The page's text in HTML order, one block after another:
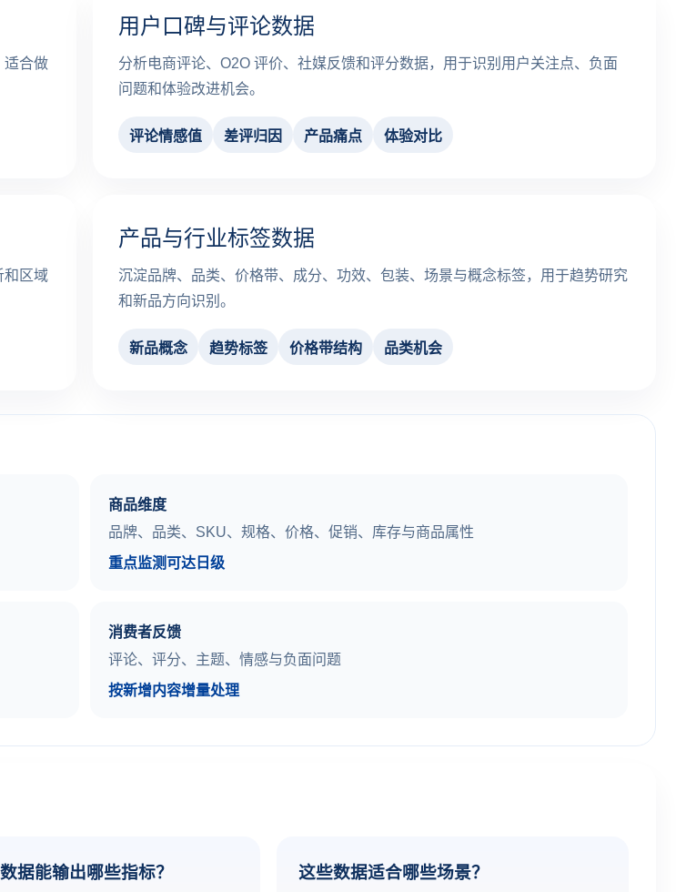
适合做
用户口碑与评论数据
分析电商评论、O2O 评价、社媒反馈和评分数据，用于识别用户关注点、负面
问题和体验改进机会。
评论情感值 差评归因 产品痛点 体验对比
和区域
产品与行业标签数据
沉淀品牌、品类、价格带、成分、功效、包装、场景与概念标签，用于趋势研究
和新品方向识别。
新品概念 趋势标签 价格带结构 品类机会
商品维度
品牌、品类、SKU、规格、价格、促销、库存与商品属性
重点监测可达日级
消费者反馈
评论、评分、主题、情感与负面问题
按新增内容增量处理
据能输出哪些指标？ 这些数据适合哪些场景？